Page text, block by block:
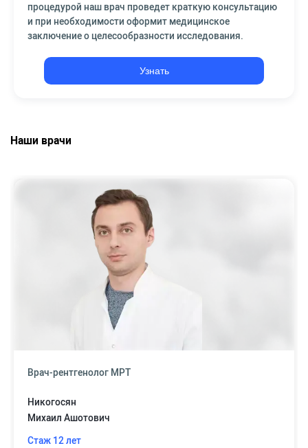
процедурой наш врач проведет краткую консультацию
и при необходимости оформит медицинское
заключение о целесообразности исследования.
Узнать
Наши врачи
Врач-рентгенолог МРТ
Никогосян
Михаил Ашотович
Стаж 12 лет